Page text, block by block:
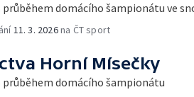
domácího šampionátu ve
11. 3. 2026na ČT sport
Horní Mísečky
domácího šampionátu